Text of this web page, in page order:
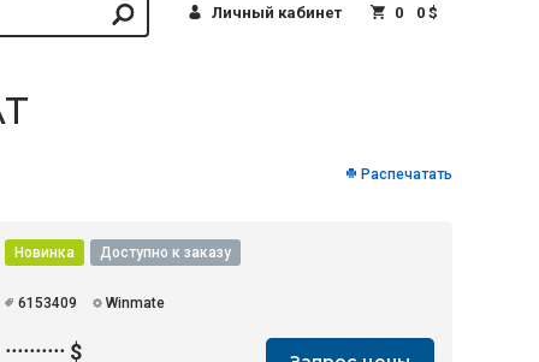
Личный кабинет 0 0 $
Распечатать
Новинка Доступно к заказу
6153409 Winmate
·········· $